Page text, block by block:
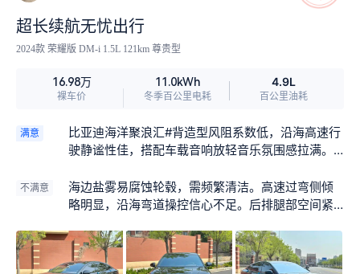
超长续航无忧出行
2024款 荣耀版 DM-i 1.5L 121km 尊贵型
16.98万
裸车价
11.0kWh
冬季百公里电耗
4.9L
百公里油耗
满意
比亚迪海洋聚浪汇#背造型风阻系数低，沿海高速行
驶静谧性佳，搭配车载音响放轻音乐氛围感拉满。1
需补能。座椅通风/加热适配海边昼夜温差，外放电
可带动便携咖啡机，海边驻车小酌惬意，储物格收
不满意
海边盐雾易腐蚀轮毂，需频繁清洁。高速过弯侧倾
略明显，沿海弯道操控信心不足。后排腿部空间紧
易断联，后备箱开口偏窄，放置冲浪板需折叠，不
便携。